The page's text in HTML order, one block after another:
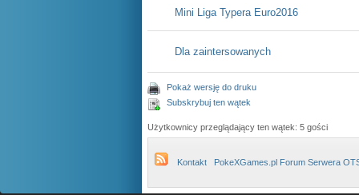
Mini Liga Typera Euro2016
Dla zaintersowanych
Pokaż wersję do druku
Subskrybuj ten wątek
Użytkownicy przeglądający ten wątek: 5 gości
Kontakt PokeXGames.pl Forum Serwera